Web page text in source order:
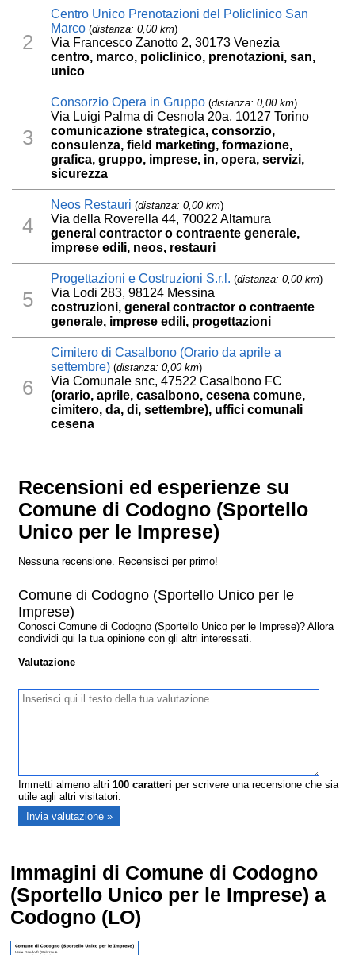
2
Centro Unico Prenotazioni del Policlinico San
Marco (distanza: 0,00 km)
Via Francesco Zanotto 2, 30173 Venezia
centro, marco, policlinico, prenotazioni, san,
unico
3
Consorzio Opera in Gruppo (distanza: 0,00 km)
Via Luigi Palma di Cesnola 20a, 10127 Torino
comunicazione strategica, consorzio,
consulenza, field marketing, formazione,
grafica, gruppo, imprese, in, opera, servizi,
sicurezza
4
Neos Restauri (distanza: 0,00 km)
Via della Roverella 44, 70022 Altamura
general contractor o contraente generale,
imprese edili, neos, restauri
5
Progettazioni e Costruzioni S.r.l. (distanza: 0,00 km)
Via Lodi 283, 98124 Messina
costruzioni, general contractor o contraente
generale, imprese edili, progettazioni
6
Cimitero di Casalbono (Orario da aprile a
settembre) (distanza: 0,00 km)
Via Comunale snc, 47522 Casalbono FC
(orario, aprile, casalbono, cesena comune,
cimitero, da, di, settembre), uffici comunali
cesena
Recensioni ed esperienze su
Comune di Codogno (Sportello
Unico per le Imprese)
Nessuna recensione. Recensisci per primo!
Comune di Codogno (Sportello Unico per le
Imprese)
Conosci Comune di Codogno (Sportello Unico per le Imprese)? Allora
condividi qui la tua opinione con gli altri interessati.
Valutazione
Immetti almeno altri100 caratteri per scrivere una recensione che sia
utile agli altri visitatori.
Immagini di Comune di Codogno
(Sportello Unico per le Imprese) a
Codogno (LO)